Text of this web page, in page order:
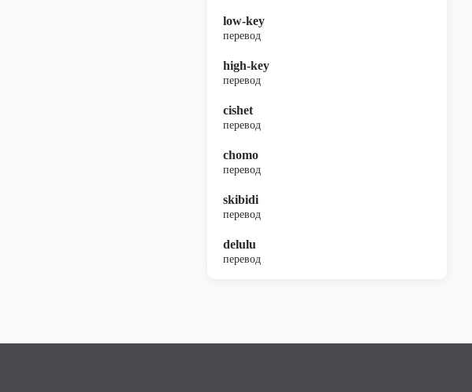
low-key
перевод
high-key
перевод
cishet
перевод
chomo
перевод
skibidi
перевод
delulu
перевод